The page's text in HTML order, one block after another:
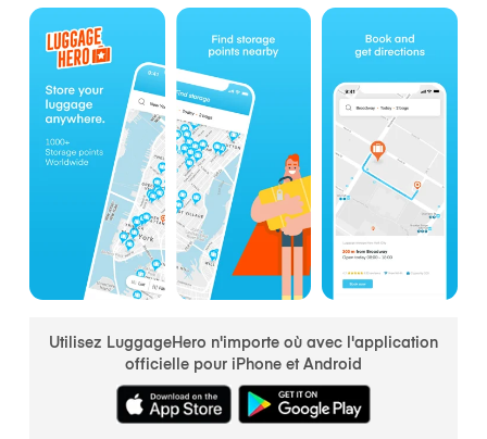
Utilisez LuggageHero n'importe où avec l'application
officielle pour iPhone et Android